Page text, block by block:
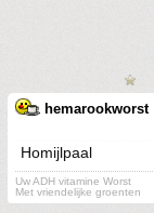
hemarookworst
Homijlpaal
Uw ADH vitamine Worst
Met vriendelijke groenten